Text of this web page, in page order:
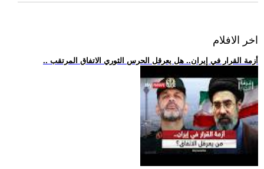
اخر الافلام
.. أزمة القرار في إيران.. هل يعرقل الحرس الثوري الاتفاق المرتقب